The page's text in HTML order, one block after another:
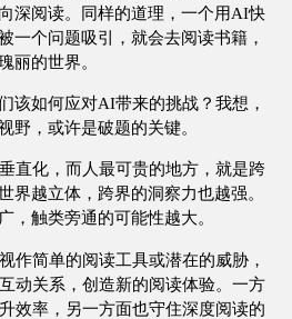
深阅读。同样的道理，一个用AI快
一个问题吸引，就会去阅读书籍，
丽的世界。
如何应对AI带来的挑战？我想，
野，或许是破题的关键。
化，而人最可贵的地方，就是跨
界越立体，跨界的洞察力也越强。
，触类旁通的可能性越大。
简单的阅读工具或潜在的威胁，
动关系，创造新的阅读体验。一方
效率，另一方面也守住深度阅读的